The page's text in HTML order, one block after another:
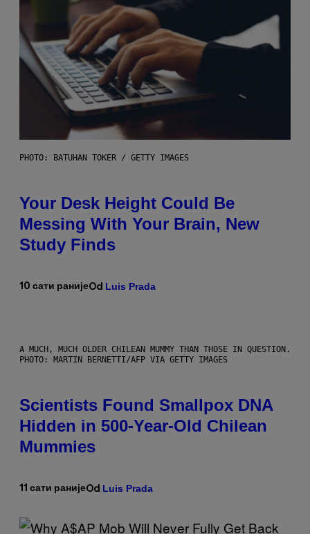
PHOTO: BATUHAN TOKER / GETTY IMAGES
Your Desk Height Could Be
Messing With Your Brain, New
Study Finds
10 сати ранијеOd Luis Prada
A MUCH, MUCH OLDER CHILEAN MUMMY THAN THOSE IN QUESTION.
PHOTO: MARTIN BERNETTI/AFP VIA GETTY IMAGES
Scientists Found Smallpox DNA
Hidden in 500-Year-Old Chilean
Mummies
11 сати ранијеOd Luis Prada